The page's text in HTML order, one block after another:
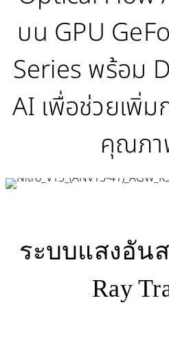
บน GPU
Series พร้อม
AI เพื่อช่วยเพิ่ม
คุณภ
ระบบแสงอัน
Ray